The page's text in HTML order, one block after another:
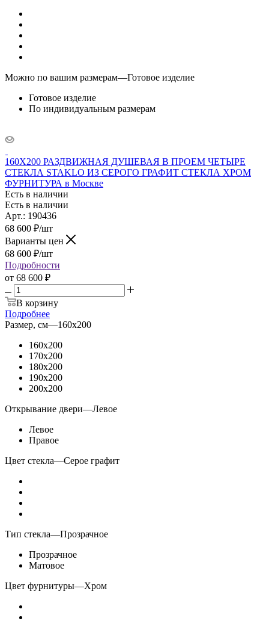
Можно по вашим размерам—Готовое изделие
Готовое изделие
По индивидуальным размерам
160X200 РАЗДВИЖНАЯ ДУШЕВАЯ В ПРОЕМ ЧЕТЫРЕ
СТЕКЛА STAKLO ИЗ СЕРОГО ГРАФИТ СТЕКЛА ХРОМ
ФУРНИТУРА в Москве
Есть в наличии
Есть в наличии
Арт.: 190436
68 600 ₽/шт
Варианты цен
68 600 ₽/шт
Подробности
от 68 600 ₽
В корзину
Подробнее
Размер, см—160x200
160x200
170x200
180x200
190x200
200x200
Открывание двери—Левое
Левое
Правое
Цвет стекла—Серое графит
Тип стекла—Прозрачное
Прозрачное
Матовое
Цвет фурнитуры—Хром